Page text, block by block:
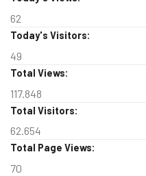
62
Today's Visitors:
49
Total Views:
117.848
Total Visitors:
62.654
Total Page Views:
70